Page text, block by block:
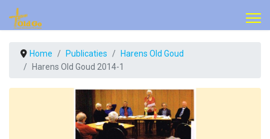
Home Publicaties
Harens Old Goud
Harens Old Goud 2014-1